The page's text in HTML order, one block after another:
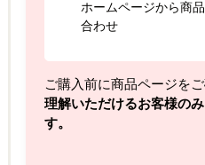
ホームページから商
合わせ
ご購入前に商品ページをご
理解いただけるお客様の
す。